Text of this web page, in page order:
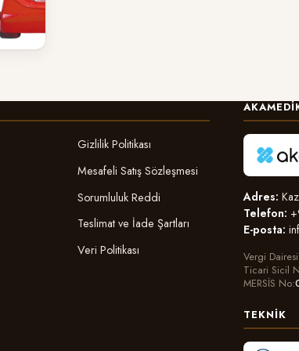
Gizlilik Politikası
Mesafeli Satış Sözleşmesi
Sorumluluk Reddi
Teslimat ve İade Şartları
Veri Politikası
Adres:
Telefon:
E-posta:
Vergi
Ticari Sicil
MERSİS No
TEKNIK